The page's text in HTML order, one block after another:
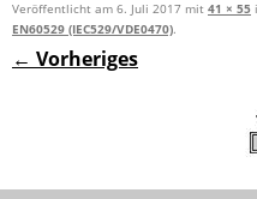
Veröffentlicht am 6. Juli 2017 mit 41 × 55
EN60529 (IEC529/VDE0470).
← Vorheriges